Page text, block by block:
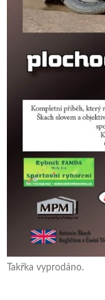
Takřka vyprodáno.